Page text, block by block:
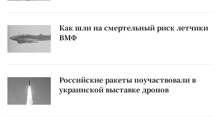
Как шли на смертельный риск летчики
ВМФ
Российские ракеты поучаствовали в
украинской выставке дронов